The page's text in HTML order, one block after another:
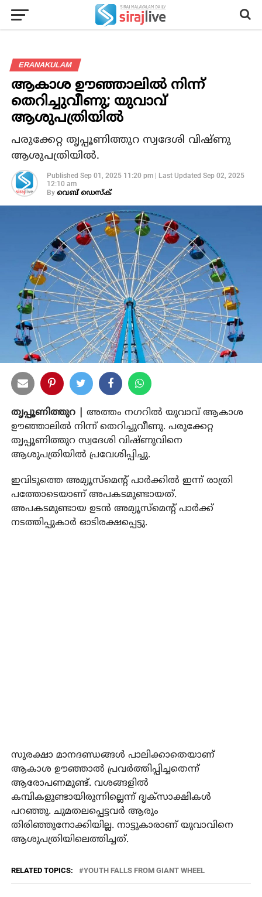
ERANAKULAM
ആകാശ ഊഞ്ഞാലില്‍ നിന്ന്
തെറിച്ചുവീണു; യുവാവ്
ആശുപത്രിയില്‍
പരുക്കേറ്റ തൃപ്പൂണിത്തുറ സ്വദേശി വിഷ്ണു
ആശുപത്രിയില്‍.
Published Sep 01, 2025 11:20 pm| Last Updated Sep 02, 2025
12:10 am
By വെബ് ഡെസ്‌ക്
തൃപ്പൂണിത്തുറ | അത്തം നഗറില്‍ യുവാവ് ആകാശ
ഊഞ്ഞാലില്‍ നിന്ന് തെറിച്ചുവീണു. പരുക്കേറ്റ
തൃപ്പൂണിത്തുറ സ്വദേശി വിഷ്ണുവിനെ
ആശുപത്രിയില്‍ പ്രവേശിപ്പിച്ചു.
ഇവിടുത്തെ അമ്യൂസ്മെന്റ് പാര്‍ക്കില്‍ ഇന്ന് രാത്രി
പത്തോടെയാണ് അപകടമുണ്ടായത്.
അപകടമുണ്ടായ ഉടന്‍ അമ്യൂസ്‌മെന്റ് പാര്‍ക്ക്
നടത്തിപ്പുകാര്‍ ഓടിരക്ഷപ്പെട്ടു.
സുരക്ഷാ മാനദണ്ഡങ്ങള്‍ പാലിക്കാതെയാണ്
ആകാശ ഊഞ്ഞാല്‍ പ്രവര്‍ത്തിപ്പിച്ചതെന്ന്
ആരോപണമുണ്ട്. വശങ്ങളില്‍
കമ്പികളുണ്ടായിരുന്നില്ലെന്ന് ദൃക്‌സാക്ഷികള്‍
പറഞ്ഞു. ചുമതലപ്പെട്ടവര്‍ ആരും
തിരിഞ്ഞുനോക്കിയില്ല. നാട്ടുകാരാണ് യുവാവിനെ
ആശുപത്രിയിലെത്തിച്ചത്.
RELATED TOPICS: YOUTH FALLS FROM GIANT WHEEL